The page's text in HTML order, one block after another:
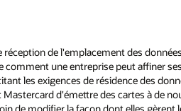
réception de l'emplacement des
comment une entreprise peut affiner
les exigences de résidence des
d'émettre des cartes à de
de modifier la façon dont elles gèrent